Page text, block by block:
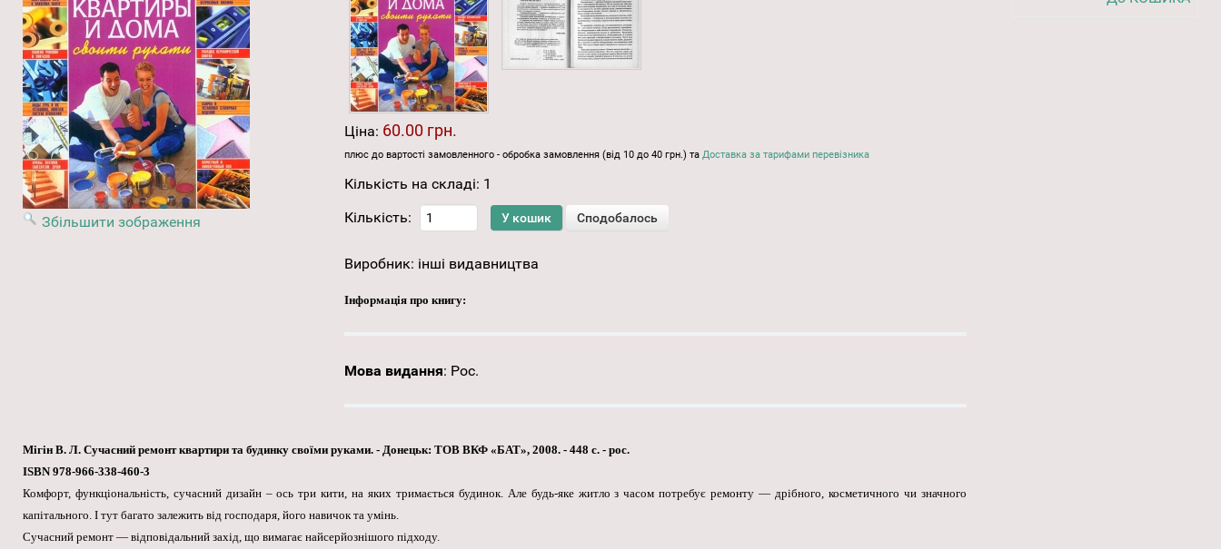
Збільшити зображення
Ціна: 60.00 грн.
плюс до вартості замовленного - обробка замовлення (від 10 до 40 грн.) та Доставка за тарифами перевізника
Кількість на складі: 1
Кількість:
Виробник: інші видавництва
Інформація про книгу:
Мова видання: Рос.
Мігін В. Л. Сучасний ремонт квартири та будинку своїми руками. - Донецьк: ТОВ ВКФ «БАТ», 2008. - 448 с. - рос.
ISBN 978-966-338-460-3
Комфорт, функціональність, сучасний дизайн – ось три кити, на яких тримається будинок. Але будь-яке житло з часом потребує ремонту — дрібного, косметичного чи значного
капітального. І тут багато залежить від господаря, його навичок та умінь.
Сучасний ремонт — відповідальний захід, що вимагає найсерйознішого підходу.